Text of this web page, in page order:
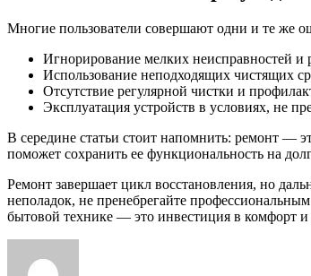
Многие пользователи совершают одни и те же
Игнорирование мелких неисправностей и
Использование неподходящих чистящих
Отсутствие регулярной чистки и
Эксплуатация устройств в условиях, не
В середине статьи стоит напомнить: ремонт —
поможет сохранить ее функциональность на
Ремонт завершает цикл восстановления, но
неполадок, не пренебрегайте
бытовой технике — это инвестиция в комфорт и